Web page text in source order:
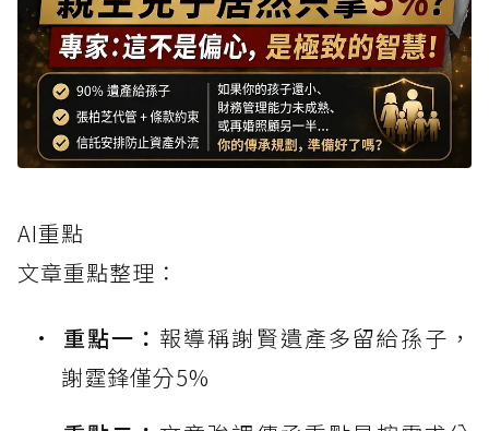
AI重點
文章重點整理：
重點一： 報導稱謝賢遺產多留給孫子，
謝霆鋒僅分5%